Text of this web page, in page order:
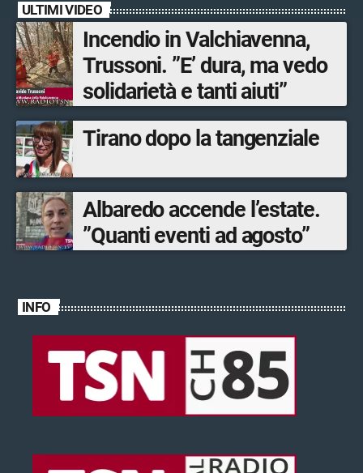
mandamentale di
Confcommercio Sondrio in
collaborazione con Sondrio
Shopping.
ULTIMI VIDEO
Incendio in Valchiavenna,
Trussoni. ”E’ dura, ma vedo
solidarietà e tanti aiuti”
Tirano dopo la tangenziale
Albaredo accende l’estate.
”Quanti eventi ad agosto”
INFO